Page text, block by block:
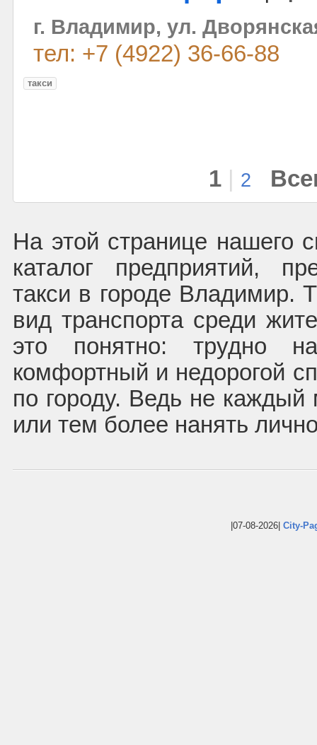
г. Владимир, ул.
тел: +7 (4922) 36-66-88
такси
1 2
На этой странице нашего
каталог предприятий,
такси в городе Владимир.
вид транспорта среди
это понятно: трудно
комфортный и недорогой
по городу. Ведь не каждый
или тем более нанять
|07-08-2026| City-